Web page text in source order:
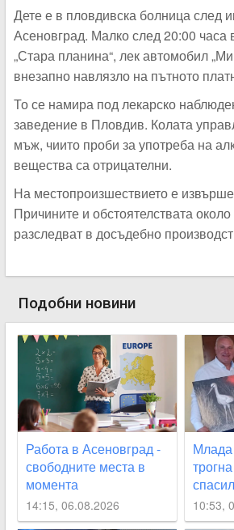
Дете е в пловдивска болница след
Асеновград. Малко след 20:00 часа
„Стара планина“, лек автомобил
внезапно навлязло на пътното
То се намира под лекарско
заведение в Пловдив. Колата
мъж, чиито проби за употреба на
вещества са отрицателни.
На местопроизшествието е
Причините и обстоятелствата
разследват в досъдебно
Подобни новини
Работа в Асеновград -
свободните места в
момента
14:15, 06.08.2026
Млада
10:53,